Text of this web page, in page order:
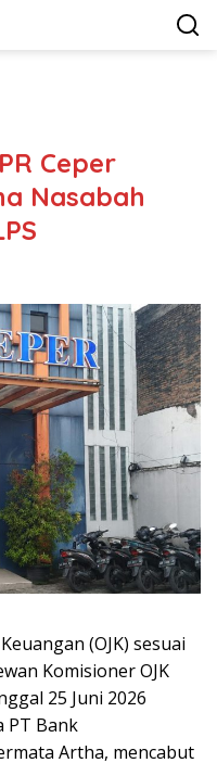
Ceper
Nasabah
(OJK) sesuai
Komisioner OJK
25 Juni 2026
PT Bank
Artha, mencabut